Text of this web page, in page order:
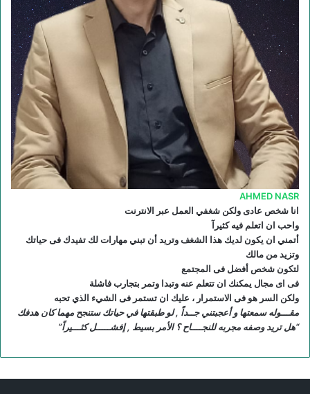
م
و
ق
AHMED NASR
انا شخص عادى ولكن شغفي العمل عبر الانترنت
واحب ان اتعلم فيه كثيرآ
أتمني ان يكون لديك هذا الشغف وتريد أن تبني مهارات لك تفيدك فى حياتك
وتزيد من مالك
لتكون شخص أفضل فى المجتمع
فى اى مجال يمكنك ان تتعلم عنه وتبدا وتمر بتجارب فاشلة
ولكن السر هو فى الاستمرار ، عليك ان تستمر فى الشيء الذي تحبه
مقـــوله سمعتها و أعجبتني جــداً , لو طبقتها في حياتك ستنجح مهما كان هدفك
“هل تريد وصفه مجربه للنجــــاح ؟ الأمر بسيط , إفشـــــل كثـــيراً”